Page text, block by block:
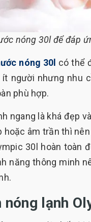
nóng 30l để đáp
nóng 30l có thể
người nhưng nhu
phù hợp.
ngang là khá đẹp
âm trần thì
30l hoàn
năng thông minh
lạnh